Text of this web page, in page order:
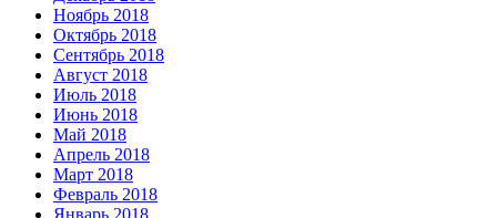
Ноябрь 2018
Октябрь 2018
Сентябрь 2018
Август 2018
Июль 2018
Июнь 2018
Май 2018
Апрель 2018
Март 2018
Февраль 2018
Январь 2018